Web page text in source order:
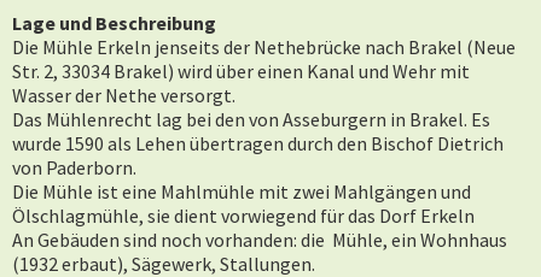
Lage und Beschreibung
Die Mühle Erkeln jenseits der Nethebrücke nach Brakel (Neue
Str. 2, 33034 Brakel) wird über einen Kanal und Wehr mit
Wasser der Nethe versorgt.
Das Mühlenrecht lag bei den von Asseburgern in Brakel. Es
wurde 1590 als Lehen übertragen durch den Bischof Dietrich
von Paderborn.
Die Mühle ist eine Mahlmühle mit zwei Mahlgängen und
Ölschlagmühle, sie dient vorwiegend für das Dorf Erkeln
An Gebäuden sind noch vorhanden: die Mühle, ein Wohnhaus
(1932 erbaut), Sägewerk, Stallungen.